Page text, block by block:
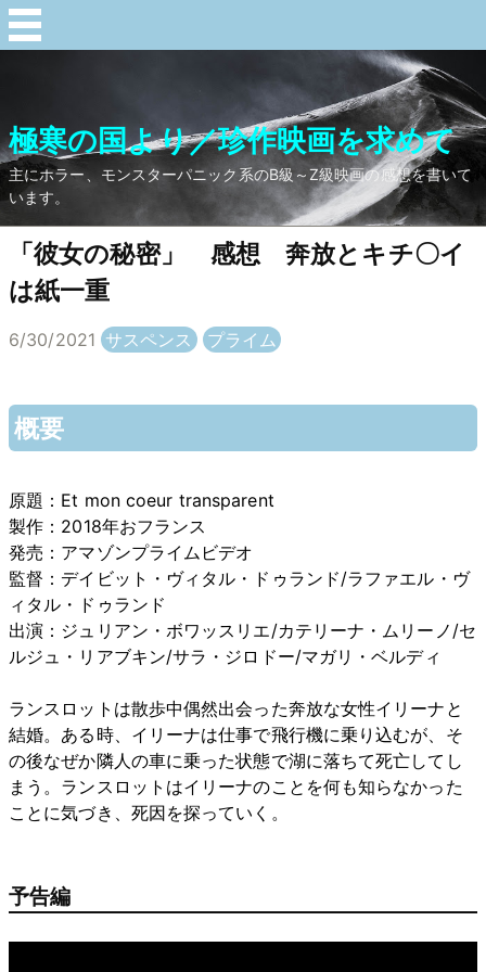
極寒の国より／珍作映画を求めて
主にホラー、モンスターパニック系のB級～Z級映画の感想を書いて
います。
「彼女の秘密」 感想 奔放とキチ〇イ
は紙一重
6/30/2021 サスペンス プライム
概要
原題：Et mon coeur transparent
製作：2018年おフランス
発売：アマゾンプライムビデオ
監督：デイビット・ヴィタル・ドゥランド/ラファエル・ヴ
ィタル・ドゥランド
出演：ジュリアン・ボワッスリエ/カテリーナ・ムリーノ/セ
ルジュ・リアブキン/サラ・ジロドー/マガリ・ベルディ
ランスロットは散歩中偶然出会った奔放な女性イリーナと
結婚。ある時、イリーナは仕事で飛行機に乗り込むが、そ
の後なぜか隣人の車に乗った状態で湖に落ちて死亡してし
まう。ランスロットはイリーナのことを何も知らなかった
ことに気づき、死因を探っていく。
予告編